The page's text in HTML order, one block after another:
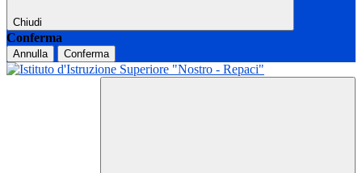
Chiudi
Conferma
Annulla Conferma